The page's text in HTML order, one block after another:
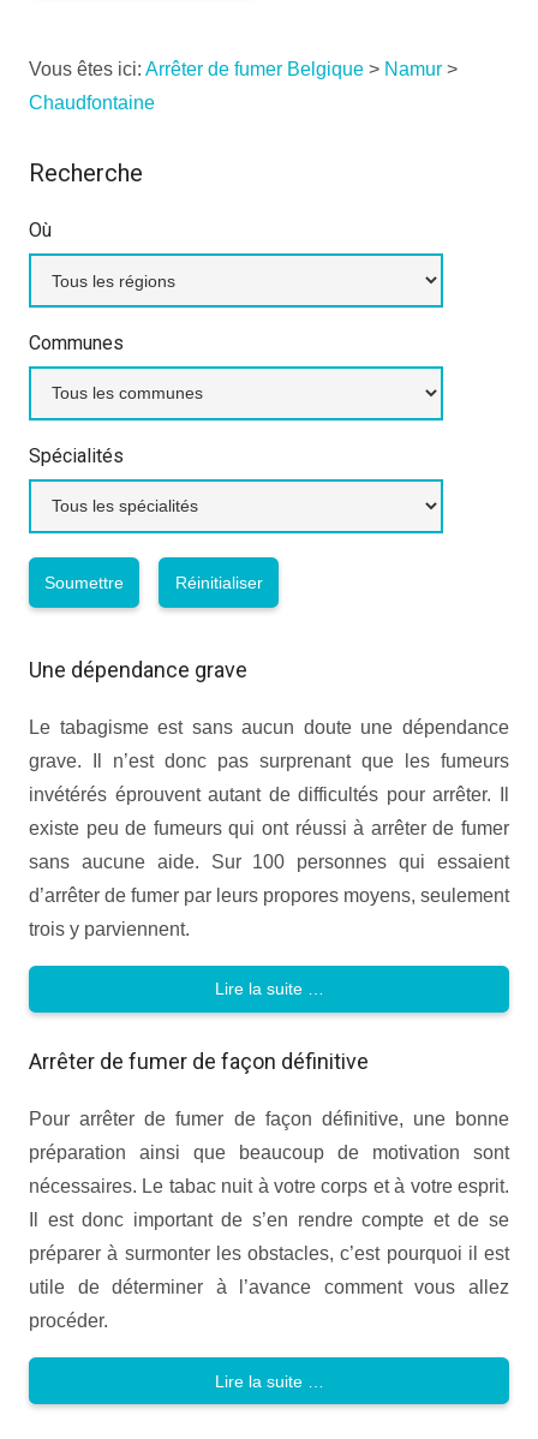
Vous êtes ici: Arrêter de fumer Belgique > Namur >
Chaudfontaine
Recherche
Où
Communes
Spécialités
Une dépendance grave
Le tabagisme est sans aucun doute une dépendance
grave. Il n’est donc pas surprenant que les fumeurs
invétérés éprouvent autant de difficultés pour arrêter. Il
existe peu de fumeurs qui ont réussi à arrêter de fumer
sans aucune aide. Sur 100 personnes qui essaient
d’arrêter de fumer par leurs propores moyens, seulement
trois y parviennent.
Lire la suite …
Arrêter de fumer de façon définitive
Pour arrêter de fumer de façon définitive, une bonne
préparation ainsi que beaucoup de motivation sont
nécessaires. Le tabac nuit à votre corps et à votre esprit.
Il est donc important de s’en rendre compte et de se
préparer à surmonter les obstacles, c’est pourquoi il est
utile de déterminer à l’avance comment vous allez
procéder.
Lire la suite …